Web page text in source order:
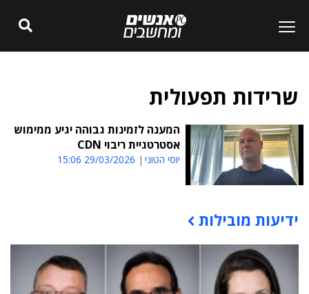
שרידות תפעולית
המענה לזמינות גבוהה יגיע ממימוש
אסטרטגיית ריבוי CDN
יוסי הטוני 29/03/2026 15:06
תוכן פרסומי
ידיעות מובילות